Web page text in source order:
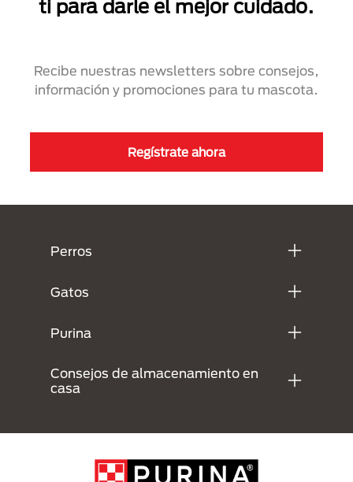
ti para darle el mejor cuidado.
Recibe nuestras newsletters sobre consejos,
información y promociones para tu mascota.
Regístrate ahora
Perros
Gatos
Purina
Consejos de almacenamiento en
casa